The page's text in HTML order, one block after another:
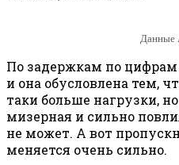
Данные
По задержкам по цифрам
и она обусловлена тем,
таки больше нагрузки,
мизерная и сильно
не может. А вот
меняется очень сильно.